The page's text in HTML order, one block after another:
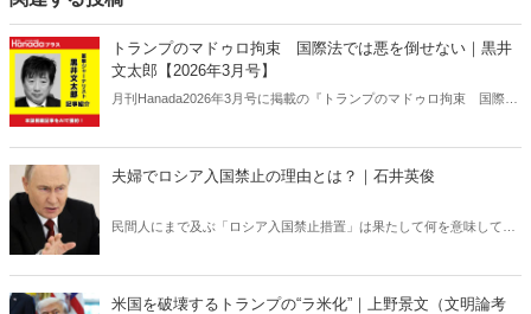
トランプのマドゥロ拘束 国際法では悪を倒せない｜黒井
文太郎【2026年3月号】
月刊Hanada2026年3月号に掲載の『トランプのマドゥロ拘束 国際法
夫婦でロシア入国禁止の理由とは？｜石井英俊
民間人にまで及ぶ「ロシア入国禁止措置」は果たして何を意味してい
米国を破壊するトランプの“ラ米化”｜上野景文（文明論考